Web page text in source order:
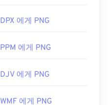
DPX 에게 PNG
PPM 에게 PNG
DJV 에게 PNG
WMF 에게 PNG